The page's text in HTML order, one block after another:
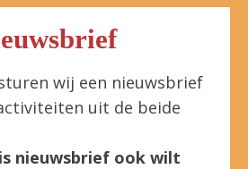
wij een nieuwsbrief
uit de beide
nieuwsbrief ook wilt